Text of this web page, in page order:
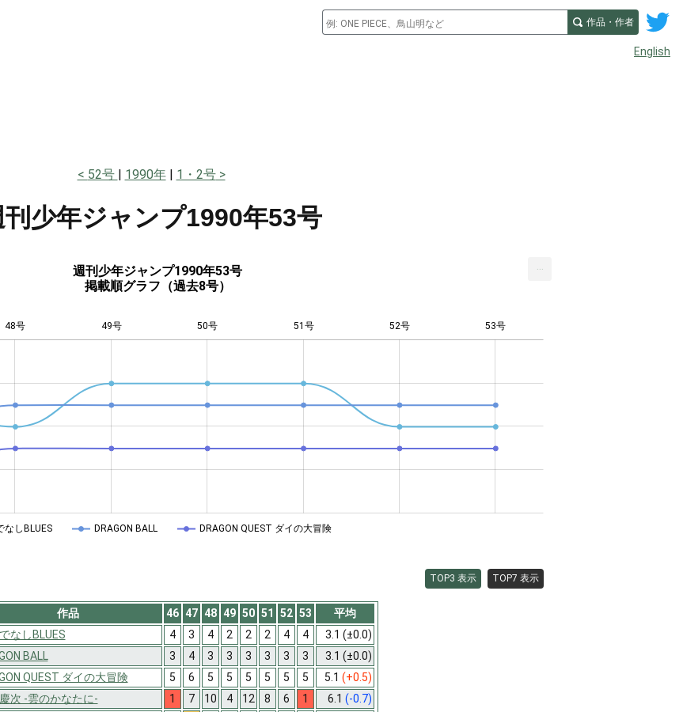
作品・作者
English
52号 1990年 1・2号
刊少年ジャンプ1990年53号
週刊少年ジャンプ1990年53号
掲載順グラフ（過去8号）
48号 49号 50号 51号 52号 53号
なしBLUES DRAGON BALL DRAGON QUEST ダイの大冒険
TOP3 表示 TOP7 表示
作品 46 47 48 49 50 51 52 53
平均
なしBLUES 4 3 4 2 2 2 4 4 3.1 (±0.0)
BALL 3 4 3 3 3 3 3 3 3.1 (±0.0)
QUEST ダイの大冒険 5 6 5 5 5 5 5 5 5.1 (+0.5)
次 -雲のかなたに- 1 7 10 4 12 8 6 1 6.1 (-0.7)